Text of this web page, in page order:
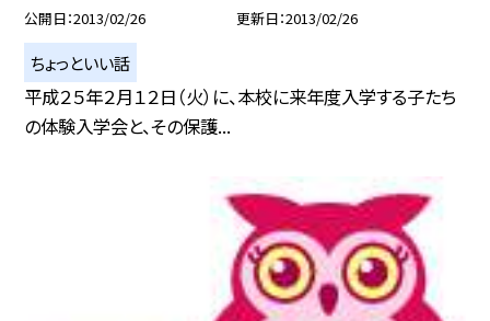
公開日 2013/02/26 更新日 2013/02/26
ちょっといい話
平成２５年２月１２日（火）に、本校に来年度入学する子たち
の体験入学会と、その保護...